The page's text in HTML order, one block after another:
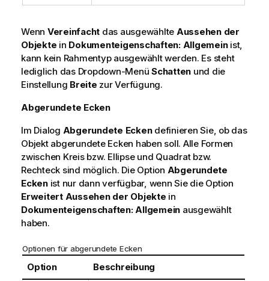
Wenn Vereinfacht das ausgewählte Aussehen der
Objekte in Dokumenteigenschaften: Allgemeinist,
kann kein Rahmentyp ausgewählt werden. Es steht
lediglich das Dropdown-Menü Schatten und die
Einstellung Breite zur Verfügung.
Abgerundete Ecken
Im Dialog Abgerundete Eckendefinieren Sie, ob das
Objekt abgerundete Ecken haben soll. Alle Formen
zwischen Kreis bzw. Ellipse und Quadrat bzw.
Rechteck sind möglich. Die Option Abgerundete
Eckenist nur dann verfügbar, wenn Sie die Option
Erweitert Aussehen der Objekte in
Dokumenteigenschaften: Allgemein ausgewählt
haben.
Optionen für abgerundete Ecken
Option Beschreibung